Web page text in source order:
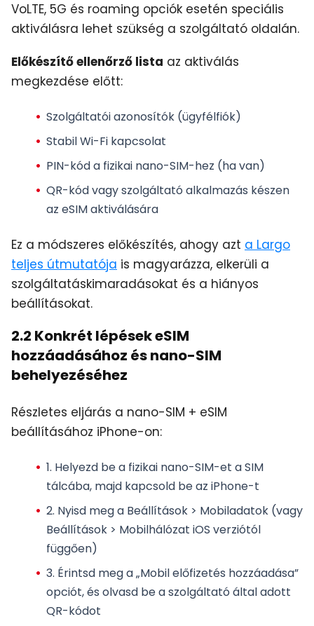
VoLTE, 5G és roaming opciók esetén speciális
aktiválásra lehet szükség a szolgáltató oldalán.
Előkészítő ellenőrző lista az aktiválás
megkezdése előtt:
Szolgáltatói azonosítók (ügyfélfiók)
Stabil Wi-Fi kapcsolat
PIN-kód a fizikai nano-SIM-hez (ha van)
QR-kód vagy szolgáltató alkalmazás készen
az eSIM aktiválására
Ez a módszeres előkészítés, ahogy azt a Largo
teljes útmutatója is magyarázza, elkerüli a
szolgáltatáskimaradásokat és a hiányos
beállításokat.
2.2 Konkrét lépések eSIM
hozzáadásához és nano-SIM
behelyezéséhez
Részletes eljárás a nano-SIM + eSIM
beállításához iPhone-on:
1. Helyezd be a fizikai nano-SIM-et a SIM
tálcába, majd kapcsold be az iPhone-t
2. Nyisd meg a Beállítások > Mobiladatok (vagy
Beállítások > Mobilhálózat iOS verziótól
függően)
3. Érintsd meg a „Mobil előfizetés hozzáadása”
opciót, és olvasd be a szolgáltató által adott
QR-kódot